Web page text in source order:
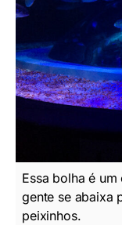
Essa bolha é
gente se abaixa
peixinhos.